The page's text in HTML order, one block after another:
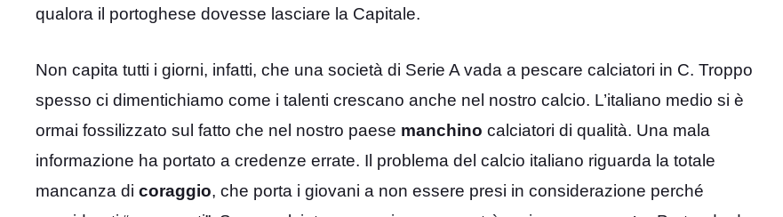
qualora il portoghese dovesse lasciare la Capitale.
Non capita tutti i giorni, infatti, che una società di Serie A vada a pescare calciatori in C. Troppo
spesso ci dimentichiamo come i talenti crescano anche nel nostro calcio. L’italiano medio si è
ormai fossilizzato sul fatto che nel nostro paese manchino calciatori di qualità. Una mala
informazione ha portato a credenze errate. Il problema del calcio italiano riguarda la totale
mancanza di coraggio, che porta i giovani a non essere presi in considerazione perché